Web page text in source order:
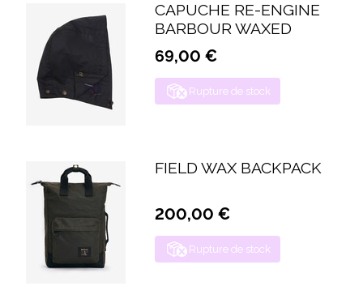
CAPUCHE RE-ENGINE
BARBOUR WAXED
69,00 €
Rupture de stock
FIELD WAX BACKPACK
200,00 €
Rupture de stock